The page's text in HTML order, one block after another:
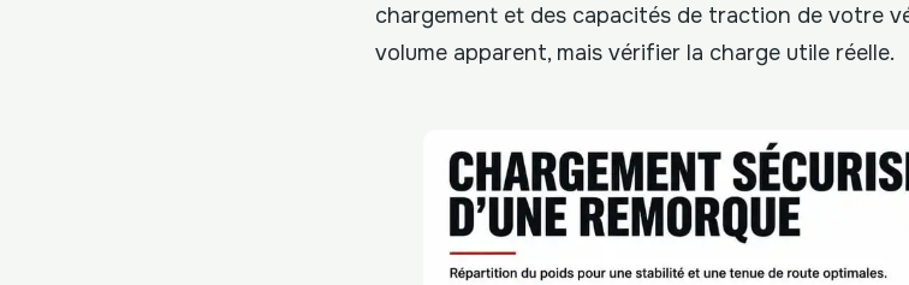
chargement et des capacités de traction de votre
volume apparent, mais vérifier la charge utile réelle.